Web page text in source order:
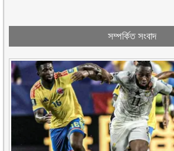
সম্পর্কিত সংবাদ